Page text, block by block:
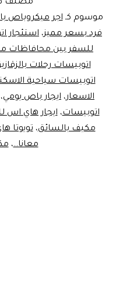
مصنف
موسوم كـاجر ميكروباص
فرد بسعر مميز، استئجار
للسفر بين محافاظات
اتوبيسات رحلات
اتوبيسات سياحية
الاسعار، ايجار باص يومي،
اتوبيسات،ايجار هاي اس
مكيف بالسائق،تويوتا
معانا..،